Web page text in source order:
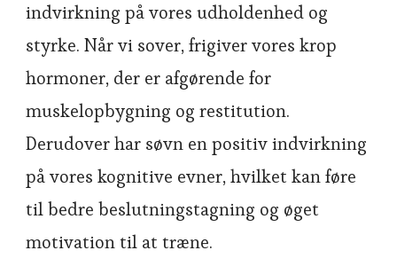
indvirkning på vores udholdenhed og
styrke. Når vi sover, frigiver vores krop
hormoner, der er afgørende for
muskelopbygning og restitution.
Derudover har søvn en positiv indvirkning
på vores kognitive evner, hvilket kan føre
til bedre beslutningstagning og øget
motivation til at træne.